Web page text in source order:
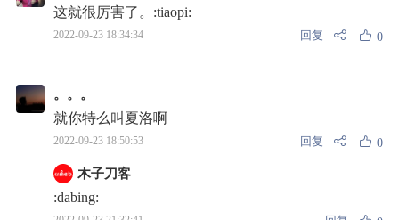
这就很厉害了。:tiaopi:
2022-09-23 18:34:34 回复 0
。。。
就你特么叫夏洛啊
2022-09-23 18:50:53 回复 0
木子刀客
:dabing: